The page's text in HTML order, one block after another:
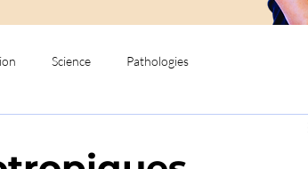
Science Pathologies